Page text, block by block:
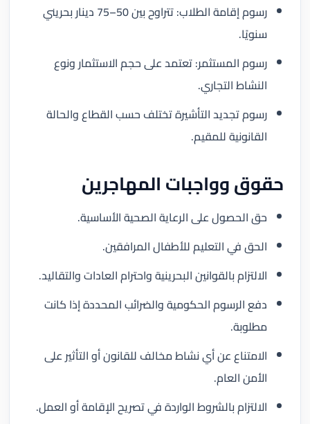
رسوم إقامة الطلاب: تتراوح بين 50–75 دينار بحريني
سنويًا.
رسوم المستثمر: تعتمد على حجم الاستثمار ونوع
النشاط التجاري.
رسوم تجديد التأشيرة تختلف حسب القطاع والحالة
القانونية للمقيم.
حقوق وواجبات المهاجرين
حق الحصول على الرعاية الصحية الأساسية.
الحق في التعليم للأطفال المرافقين.
الالتزام بالقوانين البحرينية واحترام العادات والتقاليد.
دفع الرسوم الحكومية والضرائب المحددة إذا كانت
مطلوبة.
الامتناع عن أي نشاط مخالف للقانون أو التأثير على
الأمن العام.
الالتزام بالشروط الواردة في تصريح الإقامة أو العمل.